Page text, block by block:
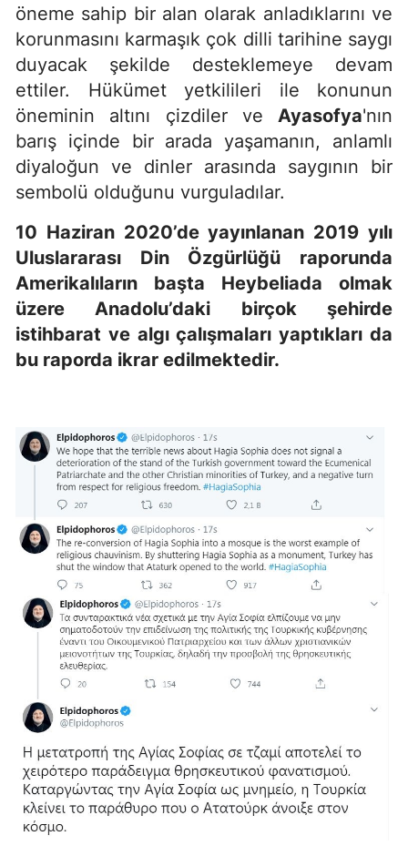
öneme sahip bir alan olarak anladıklarını ve
korunmasını karmaşık çok dilli tarihine saygı
duyacak şekilde desteklemeye devam
ettiler. Hükümet yetkilileri ile konunun
öneminin altını çizdiler ve Ayasofya'nın
barış içinde bir arada yaşamanın, anlamlı
diyaloğun ve dinler arasında saygının bir
sembolü olduğunu vurguladılar.
10 Haziran 2020’de yayınlanan 2019 yılı
Uluslararası Din Özgürlüğü raporunda
Amerikalıların başta Heybeliada olmak
üzere Anadolu’daki birçok şehirde
istihbarat ve algı çalışmaları yaptıkları da
bu raporda ikrar edilmektedir.